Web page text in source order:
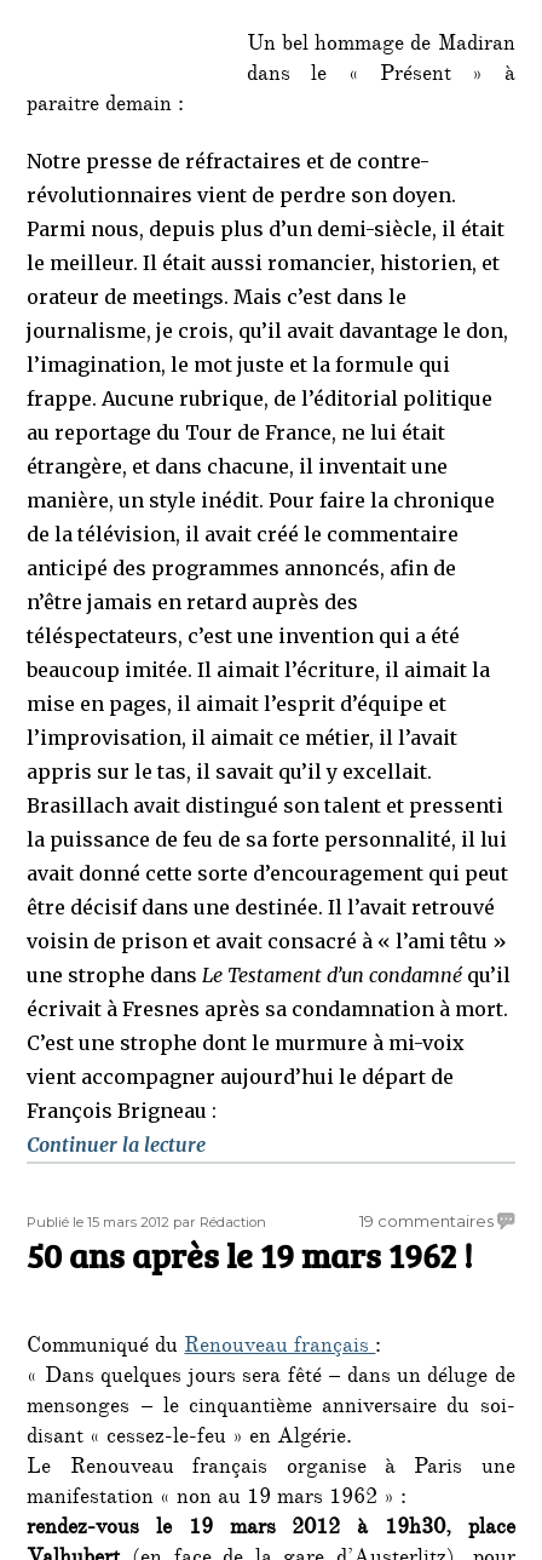
Un bel hommage de Madiran
dans le « Présent » à
paraitre demain :
Notre presse de réfractaires et de contre-
révolutionnaires vient de perdre son doyen.
Parmi nous, depuis plus d’un demi-siècle, il était
le meilleur. Il était aussi romancier, historien, et
orateur de meetings. Mais c’est dans le
journalisme, je crois, qu’il avait davantage le don,
l’imagination, le mot juste et la formule qui
frappe. Aucune rubrique, de l’éditorial politique
au reportage du Tour de France, ne lui était
étrangère, et dans chacune, il inventait une
manière, un style inédit. Pour faire la chronique
de la télévision, il avait créé le commentaire
anticipé des programmes annoncés, afin de
n’être jamais en retard auprès des
téléspectateurs, c’est une invention qui a été
beaucoup imitée. Il aimait l’écriture, il aimait la
mise en pages, il aimait l’esprit d’équipe et
l’improvisation, il aimait ce métier, il l’avait
appris sur le tas, il savait qu’il y excellait.
Brasillach avait distingué son talent et pressenti
la puissance de feu de sa forte personnalité, il lui
avait donné cette sorte d’encouragement qui peut
être décisif dans une destinée. Il l’avait retrouvé
voisin de prison et avait consacré à « l’ami têtu »
une strophe dansLe Testament d’un condamnéqu’il
écrivait à Fresnes après sa condamnation à mort.
C’est une strophe dont le murmure à mi-voix
vient accompagner aujourd’hui le départ de
François Brigneau :
Continuer la lecturede « Hommage de Madiran à
Publié
Publié le 15 mars 2012 Auteur
par Rédaction 19 commentairessur
mars
1962
50 ans après le 19 mars 1962 !
Communiqué duRenouveau français:
« Dans quelques jours sera fêté – dans un déluge de
mensonges – le cinquantième anniversaire du soi-
disant « cessez-le-feu » en Algérie.
Le Renouveau français organise à Paris une
manifestation « non au 19 mars 1962 » :
rendez-vous le 19 mars 2012 à 19h30, place